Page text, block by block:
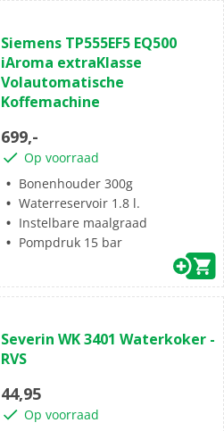
van
de
5
sterren.
Siemens TP555EF5 EQ500
iAroma extraKlasse
Volautomatische
Koffemachine
699,-
Op voorraad
Bonenhouder 300g
Waterreservoir 1.8 l.
Instelbare maalgraad
Pompdruk 15 bar
van
de
sterren.
Severin WK 3401 Waterkoker -
RVS
44,95
Op voorraad